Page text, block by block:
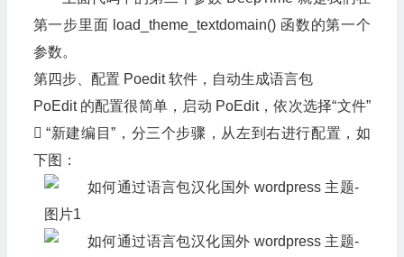
第一步里面 load_theme_textdomain() 函数的第一个
参数。
第四步、配置 Poedit 软件，自动生成语言包
PoEdit 的配置很简单，启动 PoEdit，依次选择“文件”
 “新建编目”，分三个步骤，从左到右进行配置，如
下图：